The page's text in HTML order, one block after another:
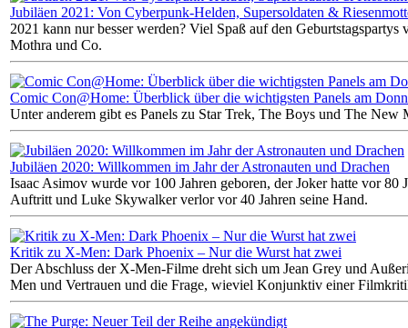
Jubiläen 2021: Von Cyberpunk-Helden, Supersoldaten &
2021 kann nur besser werden? Viel Spaß auf den Geburtstagspartys
Mothra und Co.
Comic Con@Home: Überblick über die wichtigsten Panels am
Unter anderem gibt es Panels zu Star Trek, The Boys und The New
Jubiläen 2020: Willkommen im Jahr der Astronauten und Drachen
Isaac Asimov wurde vor 100 Jahren geboren, der Joker hatte vor 80
Auftritt und Luke Skywalker verlor vor 40 Jahren seine Hand.
Kritik zu X-Men: Dark Phoenix – Nur die Wurst hat zwei
Der Abschluss der X-Men-Filme dreht sich um Jean Grey und
Men und Vertrauen und die Frage, wieviel Konjunktiv einer